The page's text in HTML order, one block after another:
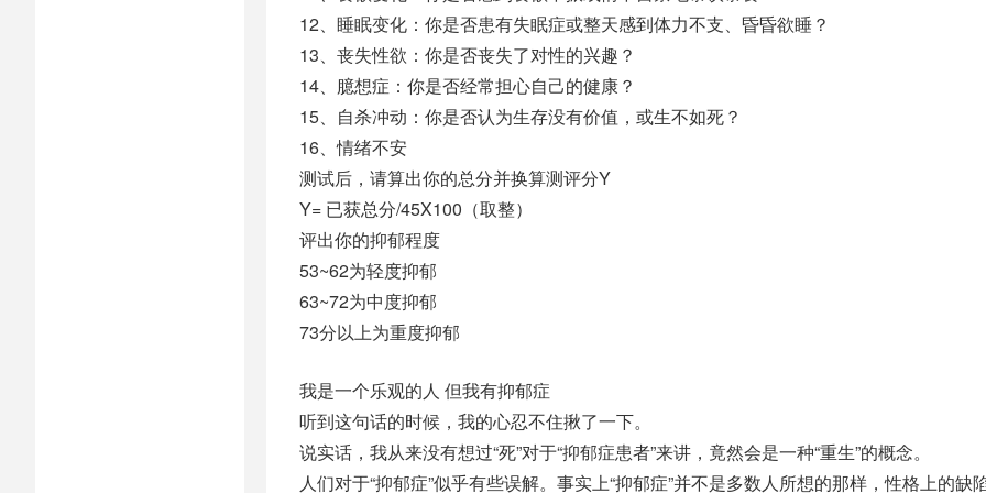
12、睡眠变化：你是否患有失眠症或整天感到体力不支、昏昏欲睡？
13、丧失性欲：你是否丧失了对性的兴趣？
14、臆想症：你是否经常担心自己的健康？
15、自杀冲动：你是否认为生存没有价值，或生不如死？
16、情绪不安
测试后，请算出你的总分并换算测评分Y
Y= 已获总分/45X100（取整）
评出你的抑郁程度
53~62为轻度抑郁
63~72为中度抑郁
73分以上为重度抑郁
我是一个乐观的人 但我有抑郁症
听到这句话的时候，我的心忍不住揪了一下。
说实话，我从来没有想过“死”对于“抑郁症患者”来讲，竟然会是一种“重生”的概念。
人们对于“抑郁症”似乎有些误解。事实上“抑郁症”并不是多数人所想的那样，性格上的缺